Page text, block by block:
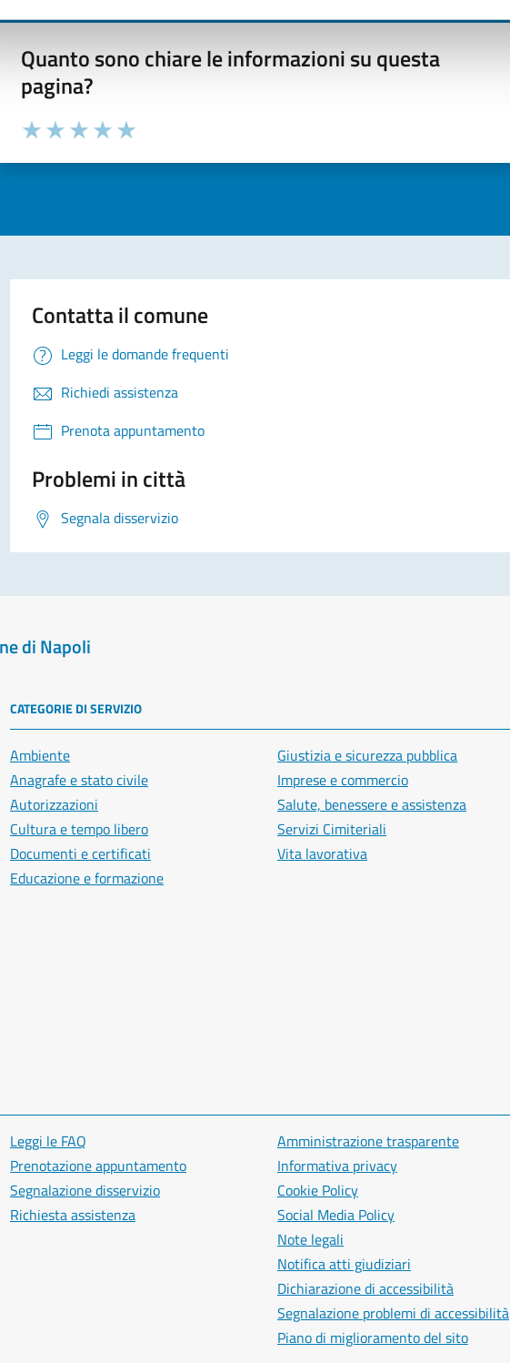
Quanto sono chiare le informazioni su questa
pagina?
Valuta la chiarezza delle informazioni (da 1 a 5 stelle)
Seleziona il numero di stelle per valutare la chiarezza delle informazioni
Contatta il comune
Leggi le domande frequenti
Richiedi assistenza
Prenota appuntamento
Problemi in città
Segnala disservizio
di Napoli
CATEGORIE DI SERVIZIO
Ambiente
Anagrafe e stato civile
Autorizzazioni
Cultura e tempo libero
Documenti e certificati
Educazione e formazione
Giustizia e sicurezza pubblica
Imprese e commercio
Salute, benessere e assistenza
Servizi Cimiteriali
Vita lavorativa
Leggi le FAQ
Prenotazione appuntamento
Segnalazione disservizio
Richiesta assistenza
Amministrazione trasparente
Informativa privacy
Cookie Policy
Social Media Policy
Note legali
Notifica atti giudiziari
Dichiarazione di accessibilità
Segnalazione problemi di accessibilità
Piano di miglioramento del sito